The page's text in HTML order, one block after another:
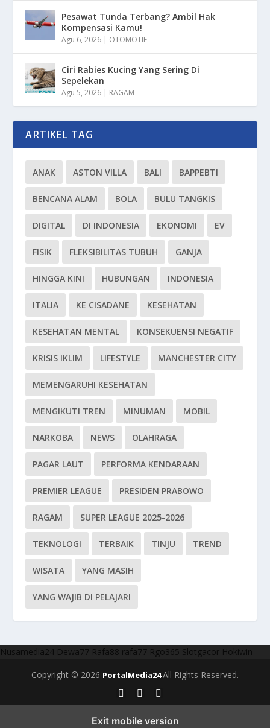
Pesawat Tunda Terbang? Ambil Hak
Kompensasi Kamu!
Agu 6, 2026 | OTOMOTIF
Ciri Rabies Kucing Yang Sering Di
Sepelekan
Agu 5, 2026 | RAGAM
ARTIKEL TAG
ANAK ASTON VILLA BALI BAPPEBTI
BENCANA ALAM BOLA BULU TANGKIS
DIGITAL DI INDONESIA EKONOMI EV
FISIK FLEKSIBILITAS TUBUH GANJA
HINGGA KINI HUBUNGAN INDONESIA
ITALIA KE CISADANE KESEHATAN
KESEHATAN MENTAL KONSEKUENSI NEGATIF
KRISIS IKLIM LIFESTYLE MANCHESTER CITY
MEMENGARUHI KESEHATAN
MENGIKUTI TREN MINUMAN MOBIL
NARKOBA NEWS OLAHRAGA
PAGAR LAUT PERFORMA KENDARAAN
PREMIER LEAGUE PRESIDEN PRABOWO
RAGAM SUPER LEAGUE 2025-2026
TEKNOLOGI TERBAIK TINJU TREND
WISATA YANG MASIH
YANG WAJIB DI PELAJARI
Nusamedia24 Dewa77 Rafa88 rafa77 Rgo365 Slotgacor Hokiwin
Copyright © 2026 PortalMedia24All Rights Reserved.
Exit mobile version